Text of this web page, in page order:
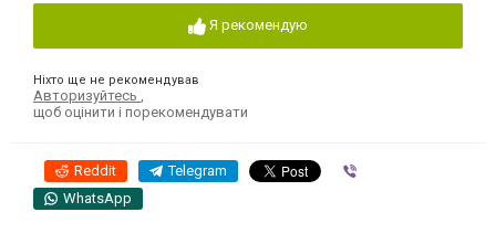
Я рекомендую
Ніхто ще не рекомендував
Авторизуйтесь ,
щоб оцінити і порекомендувати
Reddit Telegram
WhatsApp